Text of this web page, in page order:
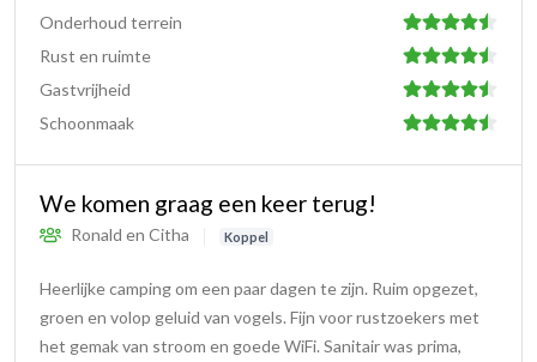
Onderhoud terrein
Rust en ruimte
Gastvrijheid
Schoonmaak
We komen graag een keer terug!
Ronald en Citha Koppel
Heerlijke camping om een paar dagen te zijn. Ruim opgezet,
groen en volop geluid van vogels. Fijn voor rustzoekers met
het gemak van stroom en goede WiFi. Sanitair was prima,